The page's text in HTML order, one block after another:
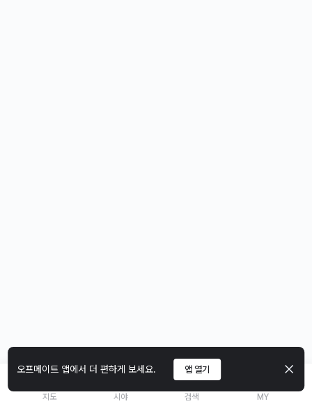
오프메이트 앱에서 더 편하게 보세요. 앱 열기
지도 시야 검색 MY